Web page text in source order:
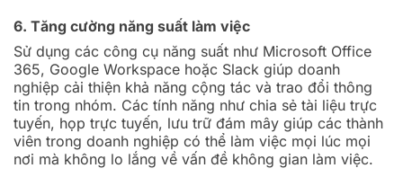
6. Tăng cường năng suất làm việc
Sử dụng các công cụ năng suất như Microsoft Office
365, Google Workspace hoặc Slack giúp doanh
nghiệp cải thiện khả năng cộng tác và trao đổi thông
tin trong nhóm. Các tính năng như chia sẻ tài liệu trực
tuyến, họp trực tuyến, lưu trữ đám mây giúp các thành
viên trong doanh nghiệp có thể làm việc mọi lúc mọi
nơi mà không lo lắng về vấn đề không gian làm việc.